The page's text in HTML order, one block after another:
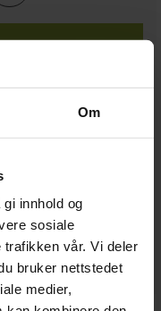
Om
innhold og
sosiale
trafikken vår. Vi deler
bruker nettstedet
medier,